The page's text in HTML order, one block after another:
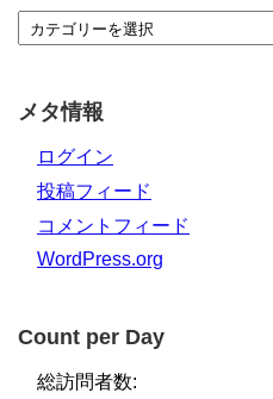
メタ情報
ログイン
投稿フィード
コメントフィード
WordPress.org
Count per Day
総訪問者数: